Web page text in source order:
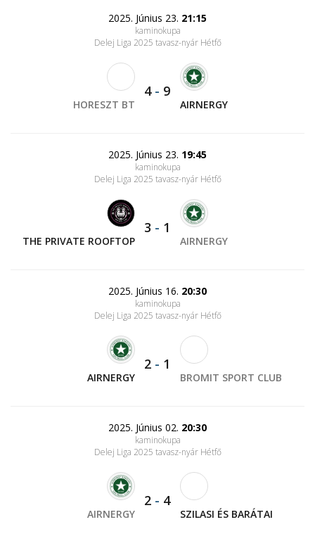
2025. Június 23. 21:15
kaminokupa
Delej Liga 2025 tavasz-nyár Hétfő
HORESZT BT
4- 9
AIRNERGY
2025. Június 23. 19:45
kaminokupa
Delej Liga 2025 tavasz-nyár Hétfő
THE PRIVATE ROOFTOP
3 - 1
AIRNERGY
2025. Június 16. 20:30
kaminokupa
Delej Liga 2025 tavasz-nyár Hétfő
AIRNERGY
2 - 1
BROMIT SPORT CLUB
2025. Június 02. 20:30
kaminokupa
Delej Liga 2025 tavasz-nyár Hétfő
AIRNERGY
2 - 4
SZILASI ÉS BARÁTAI